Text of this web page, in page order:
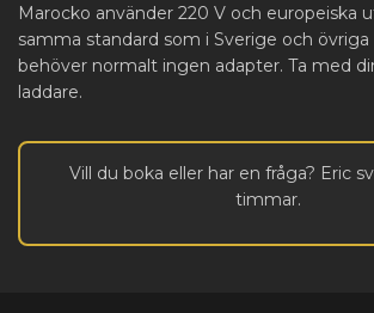
Marocko använder 220 V och europeiska
samma standard som i Sverige och övriga
behöver normalt ingen adapter. Ta med
laddare.
Vill du boka eller har en fråga? Eric
timmar.